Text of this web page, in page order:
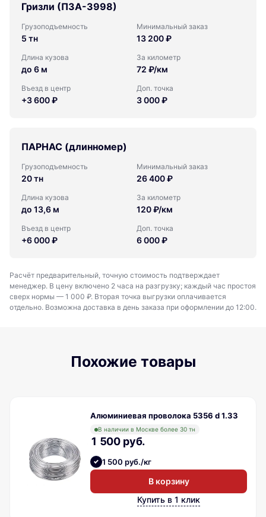
Гризли (ПЗА-3998)
Грузоподъемность
5 тн
Минимальный заказ
13 200 ₽
Длина кузова
до 6 м
За километр
72 ₽/км
Въезд в центр
+3 600 ₽
Доп. точка
3 000 ₽
ПАРНАС (длинномер)
Грузоподъемность
20 тн
Минимальный заказ
26 400 ₽
Длина кузова
до 13,6 м
За километр
120 ₽/км
Въезд в центр
+6 000 ₽
Доп. точка
6 000 ₽
Расчёт предварительный, точную стоимость подтверждает
менеджер. В цену включено 2 часа на разгрузку; каждый час простоя
сверх нормы — 1 000 ₽. Вторая точка выгрузки оплачивается
отдельно. Возможна доставка в день заказа при оформлении до 12:00.
Похожие товары
Алюминиевая проволока 5356 d 1.33
В наличии в Москве более 30 тн
1 500 руб.
1 500 руб./кг
В корзину
Купить в 1 клик